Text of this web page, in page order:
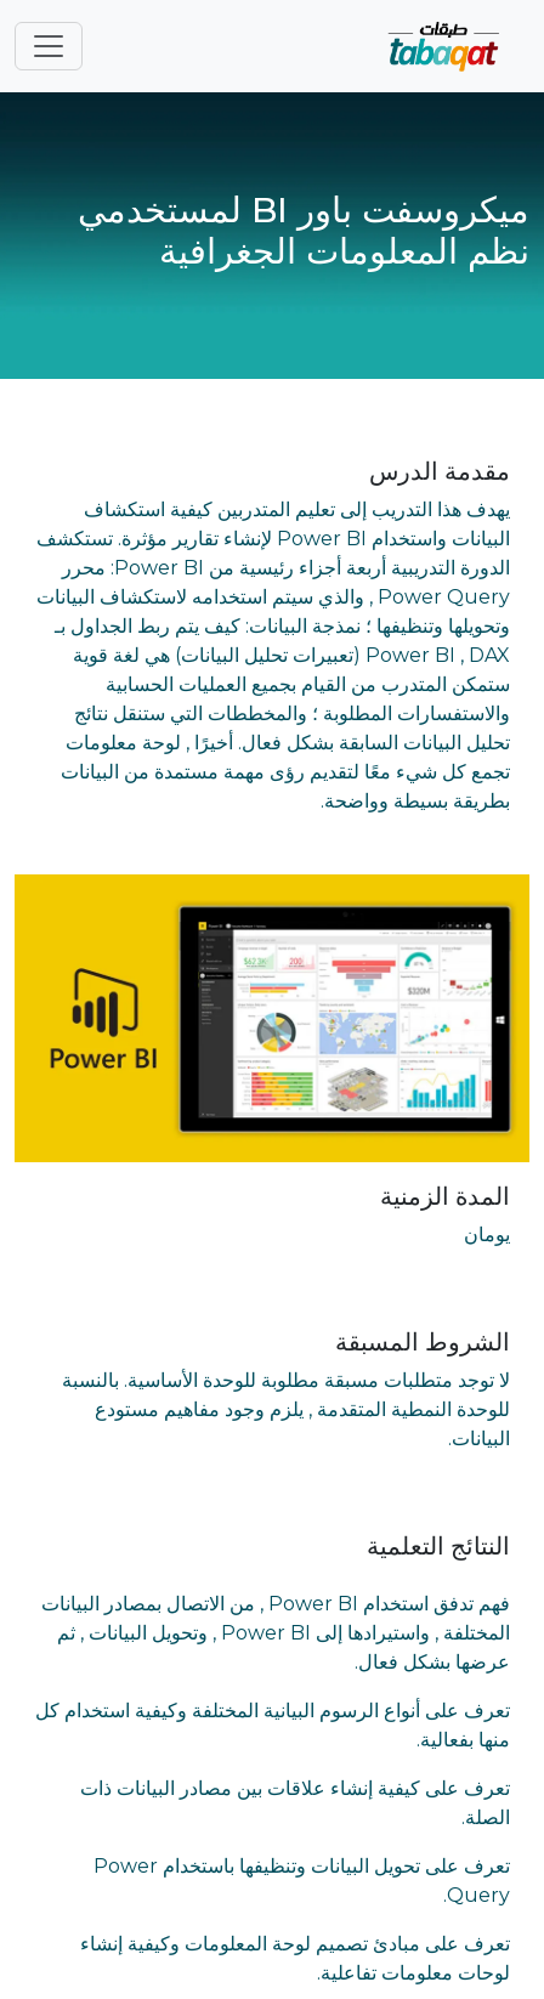
ميكروسفت باور BI لمستخدمي
نظم المعلومات الجغرافية
مقدمة الدرس
يهدف هذا التدريب إلى تعليم المتدربين كيفية استكشاف
البيانات واستخدام Power BI لإنشاء تقارير مؤثرة. تستكشف
الدورة التدريبية أربعة أجزاء رئيسية من Power BI: محرر
Power Query , والذي سيتم استخدامه لاستكشاف البيانات
وتحويلها وتنظيفها ؛ نمذجة البيانات: كيف يتم ربط الجداول بـ
Power BI , DAX (تعبيرات تحليل البيانات) هي لغة قوية
ستمكن المتدرب من القيام بجميع العمليات الحسابية
والاستفسارات المطلوبة ؛ والمخططات التي ستنقل نتائج
تحليل البيانات السابقة بشكل فعال. أخيرًا , لوحة معلومات
تجمع كل شيء معًا لتقديم رؤى مهمة مستمدة من البيانات
بطريقة بسيطة وواضحة.
المدة الزمنية
يومان
الشروط المسبقة
لا توجد متطلبات مسبقة مطلوبة للوحدة الأساسية. بالنسبة
للوحدة النمطية المتقدمة , يلزم وجود مفاهيم مستودع
البيانات.
النتائج التعلمية
فهم تدفق استخدام Power BI , من الاتصال بمصادر البيانات
المختلفة , واستيرادها إلى Power BI , وتحويل البيانات , ثم
عرضها بشكل فعال.
تعرف على أنواع الرسوم البيانية المختلفة وكيفية استخدام كل
منها بفعالية.
تعرف على كيفية إنشاء علاقات بين مصادر البيانات ذات
الصلة.
تعرف على تحويل البيانات وتنظيفها باستخدام Power
Query.
تعرف على مبادئ تصميم لوحة المعلومات وكيفية إنشاء
لوحات معلومات تفاعلية.